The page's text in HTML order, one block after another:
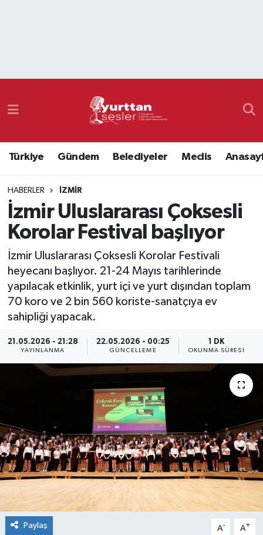
Türkiye Gündem Belediyeler Meclis
HABERLER İZMIR
İzmir Uluslararası Çoksesli
Korolar Festival başlıyor
İzmir Uluslararası Çoksesli Korolar Festivali
heyecanı başlıyor. 21-24 Mayıs tarihlerinde
yapılacak etkinlik, yurt içi ve yurt dışından toplam
70 koro ve 2 bin 560 koriste-sanatçıya ev
sahipliği yapacak.
21.05.2026 - 21:28
YAYINLANMA
22.05.2026 - 00:25
GÜNCELLEME
1 DK
OKUNMA SÜRESI
Paylaş A- A+
Namaz Vakitleri
Süper Lig Puan Durumu ve Fikstür
Tüm Manşetler
Son Dakika Haberleri
Haber Arşivi